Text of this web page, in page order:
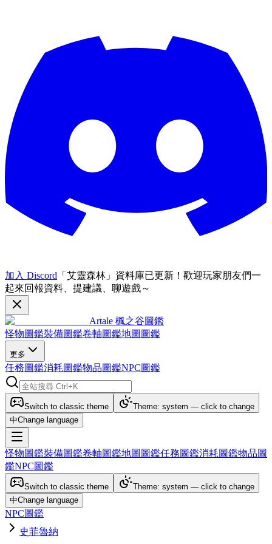
加入 Discord 「艾靈森林」資料庫已更新！歡迎玩家朋友們一
起來回報資料、提建議、聊遊戲～
Artale 楓之谷圖鑑
怪物圖鑑裝備圖鑑卷軸圖鑑地圖圖鑑
更多
任務圖鑑消耗圖鑑物品圖鑑NPC圖鑑
Switch to classic theme
Theme: system — click to change
中Change language
怪物圖鑑裝備圖鑑卷軸圖鑑地圖圖鑑任務圖鑑消耗圖鑑物品圖
鑑NPC圖鑑
Switch to classic theme
Theme: system — click to change
中Change language
NPC圖鑑
史菲魯納